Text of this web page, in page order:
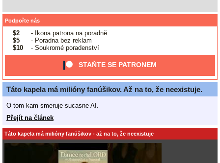
Podpořte nás
$2
- Ikona patrona na poradně
$5
- Poradna bez reklam
$10
- Soukromé poradenství
STAŇTE SE PATRONEM
Táto kapela má milióny fanúšikov. Až na to, že neexistuje.
O tom kam smeruje sucasne AI.
Přejít na článek
Táto kapela má milióny fanúšikov - až na to, že neexistuje